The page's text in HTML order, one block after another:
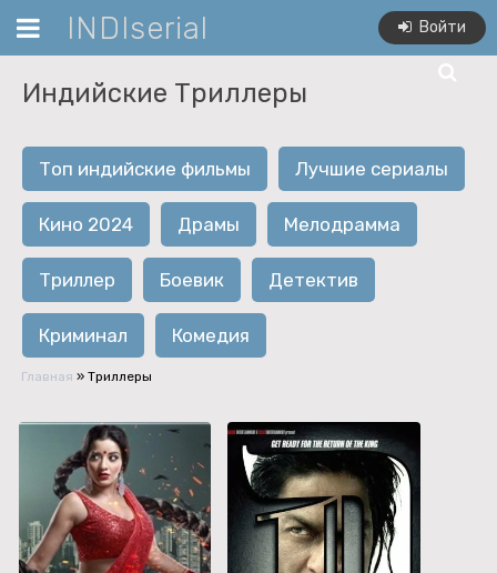
INDIserial Войти
Индийские Триллеры
Топ индийские фильмы Лучшие сериалы
Кино 2024 Драмы Мелодрамма
Триллер Боевик Детектив
Криминал Комедия
Главная » Триллеры